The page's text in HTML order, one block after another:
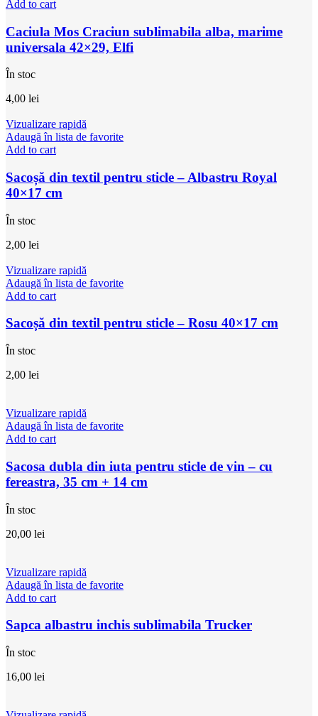
Add to cart
Caciula Mos Craciun sublimabila alba, marime
universala 42×29, Elfi
În stoc
4,00 lei
Vizualizare rapidă
Adaugă în lista de favorite
Add to cart
Sacoșă din textil pentru sticle – Albastru Royal
40×17 cm
În stoc
2,00 lei
Vizualizare rapidă
Adaugă în lista de favorite
Add to cart
Sacoșă din textil pentru sticle – Rosu 40×17 cm
În stoc
2,00 lei
Vizualizare rapidă
Adaugă în lista de favorite
Add to cart
Sacosa dubla din iuta pentru sticle de vin – cu
fereastra, 35 cm + 14 cm
În stoc
20,00 lei
Vizualizare rapidă
Adaugă în lista de favorite
Add to cart
Sapca albastru inchis sublimabila Trucker
În stoc
16,00 lei